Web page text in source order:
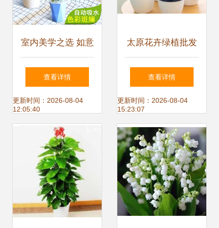
室内美学之选 如意
盆栽竹芋与万年
红，绿植为客厅注
入自然灵韵
查看详情
更新时间：2026-08-04
12:05:40
太原花卉绿植批发
市场全解析 品种与
选购指南
查看详情
更新时间：2026-08-04
15:23:07